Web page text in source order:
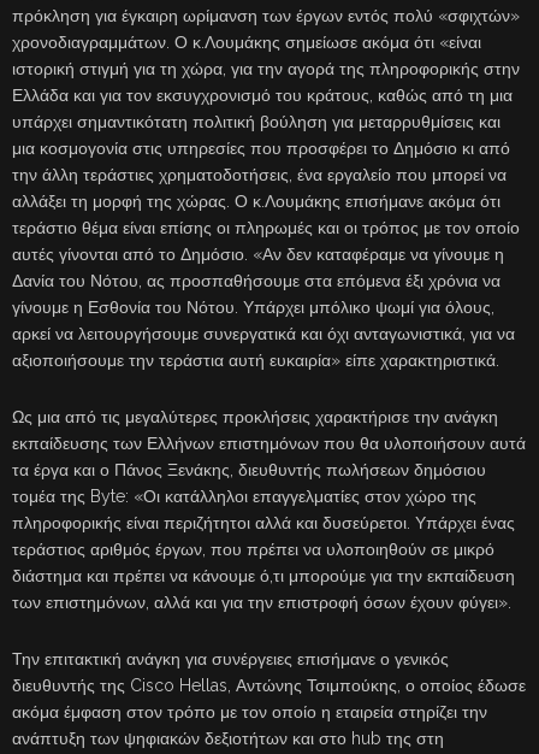
πρόκληση για έγκαιρη ωρίμανση των έργων εντός πολύ «σφιχτών»
χρονοδιαγραμμάτων. Ο κ.Λουμάκης σημείωσε ακόμα ότι «είναι
ιστορική στιγμή για τη χώρα, για την αγορά της πληροφορικής στην
Ελλάδα και για τον εκσυγχρονισμό του κράτους, καθώς από τη μια
υπάρχει σημαντικότατη πολιτική βούληση για μεταρρυθμίσεις και
μια κοσμογονία στις υπηρεσίες που προσφέρει το Δημόσιο κι από
την άλλη τεράστιες χρηματοδοτήσεις, ένα εργαλείο που μπορεί να
αλλάξει τη μορφή της χώρας. Ο κ.Λουμάκης επισήμανε ακόμα ότι
τεράστιο θέμα είναι επίσης οι πληρωμές και οι τρόπος με τον οποίο
αυτές γίνονται από το Δημόσιο. «Αν δεν καταφέραμε να γίνουμε η
Δανία του Νότου, ας προσπαθήσουμε στα επόμενα έξι χρόνια να
γίνουμε η Εσθονία του Νότου. Υπάρχει μπόλικο ψωμί για όλους,
αρκεί να λειτουργήσουμε συνεργατικά και όχι ανταγωνιστικά, για να
αξιοποιήσουμε την τεράστια αυτή ευκαιρία» είπε χαρακτηριστικά.
Ως μια από τις μεγαλύτερες προκλήσεις χαρακτήρισε την ανάγκη
εκπαίδευσης των Ελλήνων επιστημόνων που θα υλοποιήσουν αυτά
τα έργα και ο Πάνος Ξενάκης, διευθυντής πωλήσεων δημόσιου
τομέα της Byte: «Οι κατάλληλοι επαγγελματίες στον χώρο της
πληροφορικής είναι περιζήτητοι αλλά και δυσεύρετοι. Υπάρχει ένας
τεράστιος αριθμός έργων, που πρέπει να υλοποιηθούν σε μικρό
διάστημα και πρέπει να κάνουμε ό,τι μπορούμε για την εκπαίδευση
των επιστημόνων, αλλά και για την επιστροφή όσων έχουν φύγει».
Την επιτακτική ανάγκη για συνέργειες επισήμανε ο γενικός
διευθυντής της Cisco Hellas, Αντώνης Τσιμπούκης, ο οποίος έδωσε
ακόμα έμφαση στον τρόπο με τον οποίο η εταιρεία στηρίζει την
ανάπτυξη των ψηφιακών δεξιοτήτων και στο hub της στη